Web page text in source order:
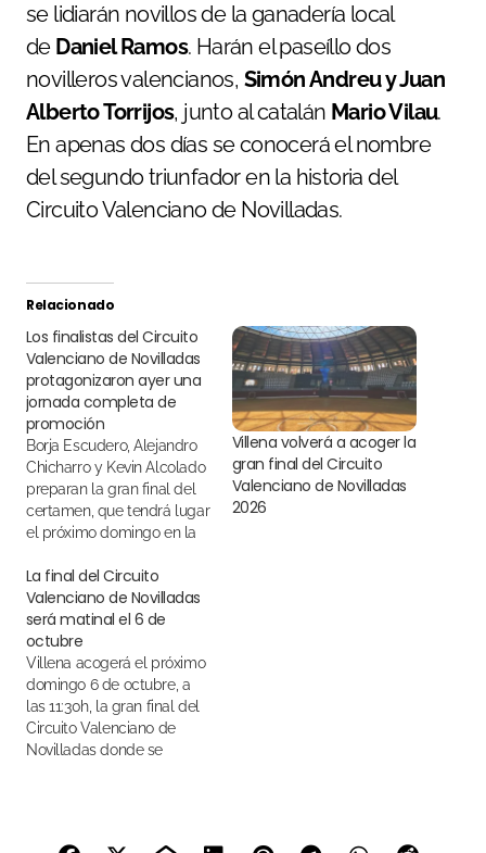
se lidiarán novillos de la ganadería local
de Daniel Ramos. Harán el paseíllo dos
novilleros valencianos, Simón Andreu y Juan
Alberto Torrijos, junto al catalán Mario Vilau.
En apenas dos días se conocerá el nombre
del segundo triunfador en la historia del
Circuito Valenciano de Novilladas.
Relacionado
Los finalistas del Circuito
Valenciano de Novilladas
protagonizaron ayer una
jornada completa de
promoción
Borja Escudero, Alejandro
Chicharro y Kevin Alcolado
preparan la gran final del
certamen, que tendrá lugar
el próximo domingo en la
Villena
Villena volverá a acoger la
gran final del Circuito
Valenciano de Novilladas
2026
La final del Circuito
Valenciano de Novilladas
será matinal el 6 de
octubre
Villena acogerá el próximo
domingo 6 de octubre, a
las 11:30h, la gran final del
Circuito Valenciano de
Novilladas donde se